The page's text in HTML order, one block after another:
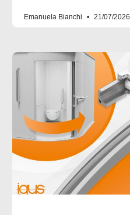
Emanuela Bianchi 21/07/2026